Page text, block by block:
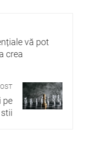
vă pot
crea
pe